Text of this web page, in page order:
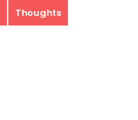
Thoughts